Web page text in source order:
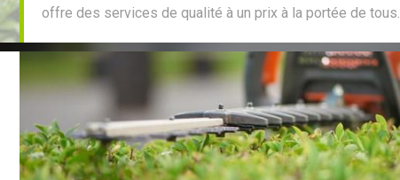
offre des services de qualité à un prix à la portée de tous.